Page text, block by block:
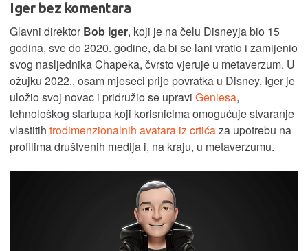
Iger bez komentara
Glavni direktor Bob Iger, koji je na čelu Disneyja bio 15
godina, sve do 2020. godine, da bi se lani vratio i zamijenio
svog nasljednika Chapeka, čvrsto vjeruje u metaverzum. U
ožujku 2022., osam mjeseci prije povratka u Disney, Iger je
uložio svoj novac i pridružio se upravi Geniesa,
tehnološkog startupa koji korisnicima omogućuje stvaranje
vlastitih trodimenzionalnih avatara iz crtićaza upotrebu na
profilima društvenih medija i, na kraju, u metaverzumu.